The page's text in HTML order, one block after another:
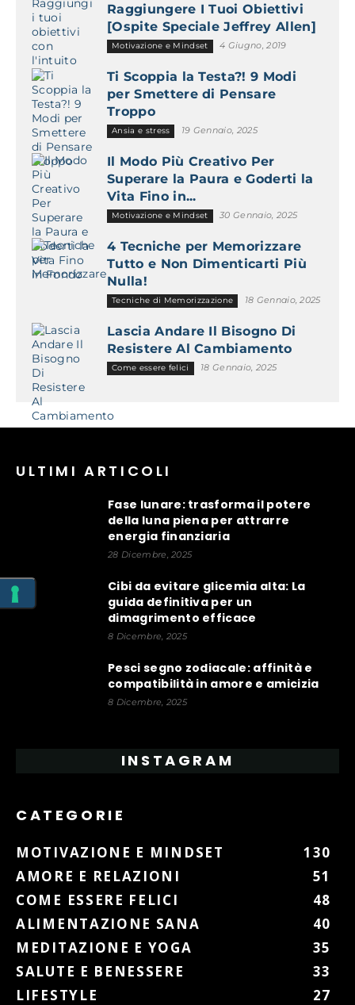
Raggiungere I Tuoi Obiettivi
[Ospite Speciale Jeffrey Allen]
Motivazione e Mindset 4 Giugno, 2019
Ti Scoppia la Testa?! 9 Modi
per Smettere di Pensare
Troppo
Ansia e stress 19 Gennaio, 2025
Il Modo Più Creativo Per
Superare la Paura e Goderti la
Vita Fino in...
Motivazione e Mindset 30 Gennaio, 2025
4 Tecniche per Memorizzare
Tutto e Non Dimenticarti Più
Nulla!
Tecniche di Memorizzazione 18 Gennaio, 2025
Lascia Andare Il Bisogno Di
Resistere Al Cambiamento
Come essere felici 18 Gennaio, 2025
ULTIMI ARTICOLI
Fase lunare: trasforma il potere
della luna piena per attrarre
energia finanziaria
28 Dicembre, 2025
Cibi da evitare glicemia alta: La
guida definitiva per un
dimagrimento efficace
8 Dicembre, 2025
Pesci segno zodiacale: affinità e
compatibilità in amore e amicizia
8 Dicembre, 2025
INSTAGRAM
CATEGORIE
MOTIVAZIONE E MINDSET
130
AMORE E RELAZIONI
51
COME ESSERE FELICI
48
ALIMENTAZIONE SANA
40
MEDITAZIONE E YOGA
35
SALUTE E BENESSERE
33
LIFESTYLE
27